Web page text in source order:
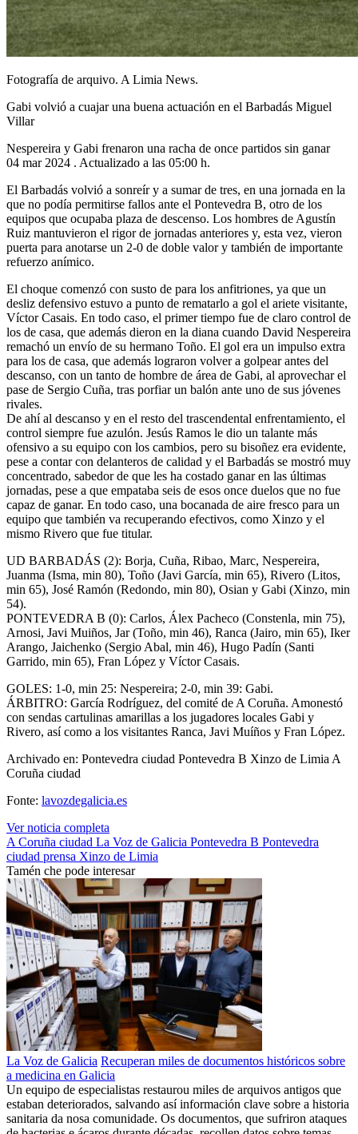
Fotografía de arquivo. A Limia News.
Gabi volvió a cuajar una buena actuación en el Barbadás Miguel
Villar
Nespereira y Gabi frenaron una racha de once partidos sin ganar
04 mar 2024 . Actualizado a las 05:00 h.
El Barbadás volvió a sonreír y a sumar de tres, en una jornada en la
que no podía permitirse fallos ante el Pontevedra B, otro de los
equipos que ocupaba plaza de descenso. Los hombres de Agustín
Ruiz mantuvieron el rigor de jornadas anteriores y, esta vez, vieron
puerta para anotarse un 2-0 de doble valor y también de importante
refuerzo anímico.
El choque comenzó con susto de para los anfitriones, ya que un
desliz defensivo estuvo a punto de rematarlo a gol el ariete visitante,
Víctor Casais. En todo caso, el primer tiempo fue de claro control de
los de casa, que además dieron en la diana cuando David Nespereira
remachó un envío de su hermano Toño. El gol era un impulso extra
para los de casa, que además lograron volver a golpear antes del
descanso, con un tanto de hombre de área de Gabi, al aprovechar el
pase de Sergio Cuña, tras porfiar un balón ante uno de sus jóvenes
rivales.
De ahí al descanso y en el resto del trascendental enfrentamiento, el
control siempre fue azulón. Jesús Ramos le dio un talante más
ofensivo a su equipo con los cambios, pero su bisoñez era evidente,
pese a contar con delanteros de calidad y el Barbadás se mostró muy
concentrado, sabedor de que les ha costado ganar en las últimas
jornadas, pese a que empataba seis de esos once duelos que no fue
capaz de ganar. En todo caso, una bocanada de aire fresco para un
equipo que también va recuperando efectivos, como Xinzo y el
mismo Rivero que fue titular.
UD BARBADÁS (2): Borja, Cuña, Ribao, Marc, Nespereira,
Juanma (Isma, min 80), Toño (Javi García, min 65), Rivero (Litos,
min 65), José Ramón (Redondo, min 80), Osian y Gabi (Xinzo, min
54).
PONTEVEDRA B (0): Carlos, Álex Pacheco (Constenla, min 75),
Arnosi, Javi Muiños, Jar (Toño, min 46), Ranca (Jairo, min 65), Iker
Arango, Jaichenko (Sergio Abal, min 46), Hugo Padín (Santi
Garrido, min 65), Fran López y Víctor Casais.
GOLES: 1-0, min 25: Nespereira; 2-0, min 39: Gabi.
ÁRBITRO: García Rodríguez, del comité de A Coruña. Amonestó
con sendas cartulinas amarillas a los jugadores locales Gabi y
Rivero, así como a los visitantes Ranca, Javi Muíños y Fran López.
Archivado en: Pontevedra ciudad Pontevedra B Xinzo de Limia A
Coruña ciudad
Fonte: lavozdegalicia.es
Ver noticia completa
A Coruña ciudad La Voz de Galicia Pontevedra B Pontevedra
ciudad prensa Xinzo de Limia
Tamén che pode interesar
La Voz de Galicia Recuperan miles de documentos históricos sobre
a medicina en Galicia
Un equipo de especialistas restaurou miles de arquivos antigos que
estaban deteriorados, salvando así información clave sobre a historia
sanitaria da nosa comunidade. Os documentos, que sufriron ataques